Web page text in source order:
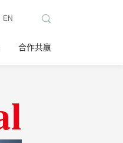
EN
合作共赢